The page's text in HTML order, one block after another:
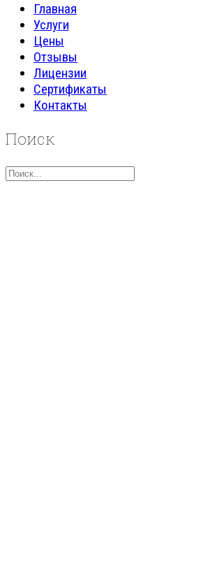
Главная
Услуги
Цены
Отзывы
Лицензии
Сертификаты
Контакты
Поиск